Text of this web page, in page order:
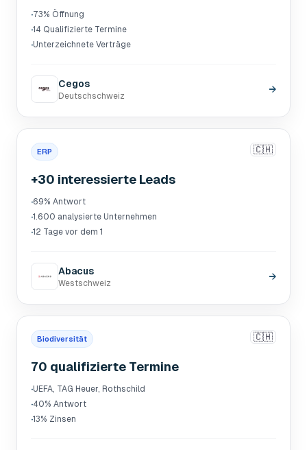
·73% Öffnung
·14 Qualifizierte Termine
·Unterzeichnete Verträge
Cegos
Deutschschweiz
→
ERP 🇨🇭
+30 interessierte Leads
·69% Antwort
·1.600 analysierte Unternehmen
·12 Tage vor dem 1
Abacus
Westschweiz
→
Biodiversität 🇨🇭
70 qualifizierte Termine
·UEFA, TAG Heuer, Rothschild
·40% Antwort
·13% Zinsen